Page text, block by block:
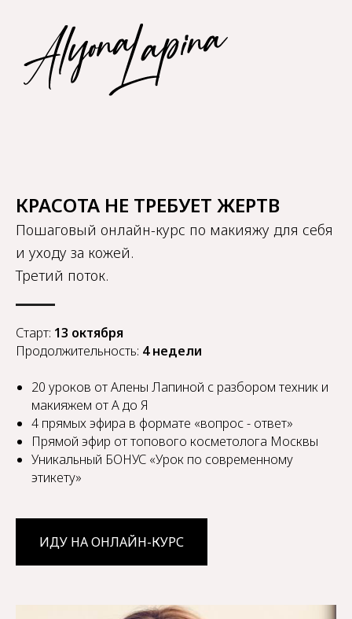
КРАСОТА НЕ ТРЕБУЕТ ЖЕРТВ
Пошаговый онлайн-курс по макияжу для себя
и уходу за кожей.
Третий поток.
Старт: 13 октября
Продолжительность: 4 недели
⁠20 уроков от Алены Лапиной с разбором техник и
макияжем от А до Я
⁠4 прямых эфира в формате «вопрос - ответ»
Прямой эфир от топового косметолога Москвы
Уникальный БОНУС «Урок по современному
этикету»
ИДУ НА ОНЛАЙН-КУРС